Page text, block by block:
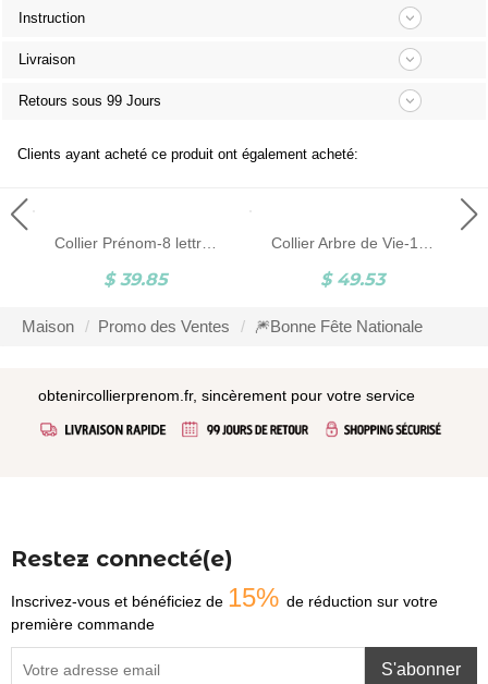
Instruction
Livraison
Retours sous 99 Jours
Clients ayant acheté ce produit ont également acheté:
Collier Prénom-8 lettres-Argent
$ 39.85 $ 49.53
Maison Promo des Ventes 🎆Bonne Fête Nationale
obtenircollierprenom.fr, sincèrement pour votre service
Restez connecté(e)
Inscrivez-vous et bénéficiez de 15% de réduction sur votre
première commande
S'abonner